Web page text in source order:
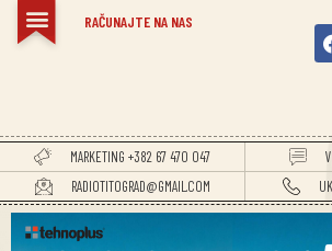
RAČUNAJTE NA NAS
MARKETING +382 67 470 047
RADIOTITOGRAD@GMAIL.COM